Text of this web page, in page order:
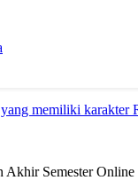
Akhir Semester Online